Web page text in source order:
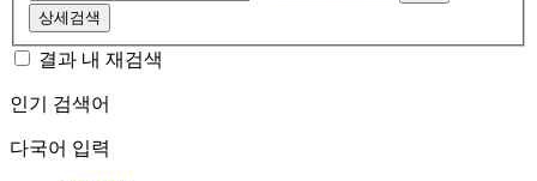
상세검색
결과 내 재검색
인기 검색어
다국어 입력